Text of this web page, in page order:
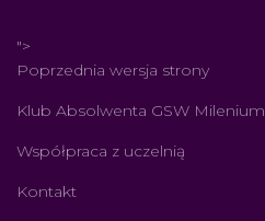
">
Poprzednia wersja strony
Klub Absolwenta GSW Milenium
Współpraca z uczelnią
Kontakt